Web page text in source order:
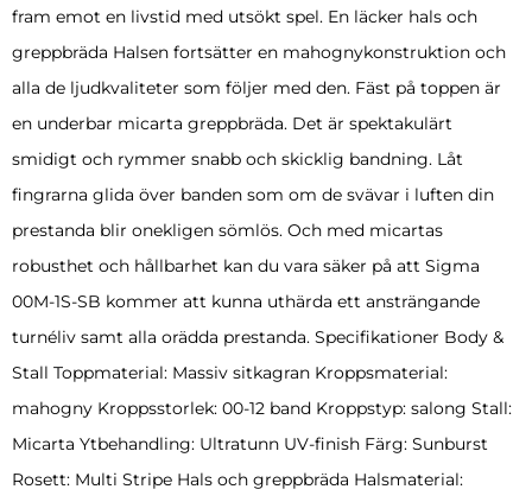
fram emot en livstid med utsökt spel. En läcker hals och
greppbräda Halsen fortsätter en mahognykonstruktion och
alla de ljudkvaliteter som följer med den. Fäst på toppen är
en underbar micarta greppbräda. Det är spektakulärt
smidigt och rymmer snabb och skicklig bandning. Låt
fingrarna glida över banden som om de svävar i luften din
prestanda blir onekligen sömlös. Och med micartas
robusthet och hållbarhet kan du vara säker på att Sigma
00M-1S-SB kommer att kunna uthärda ett ansträngande
turnéliv samt alla orädda prestanda. Specifikationer Body &
Stall Toppmaterial: Massiv sitkagran Kroppsmaterial:
mahogny Kroppsstorlek: 00-12 band Kroppstyp: salong Stall:
Micarta Ytbehandling: Ultratunn UV-finish Färg: Sunburst
Rosett: Multi Stripe Hals och greppbräda Halsmaterial: